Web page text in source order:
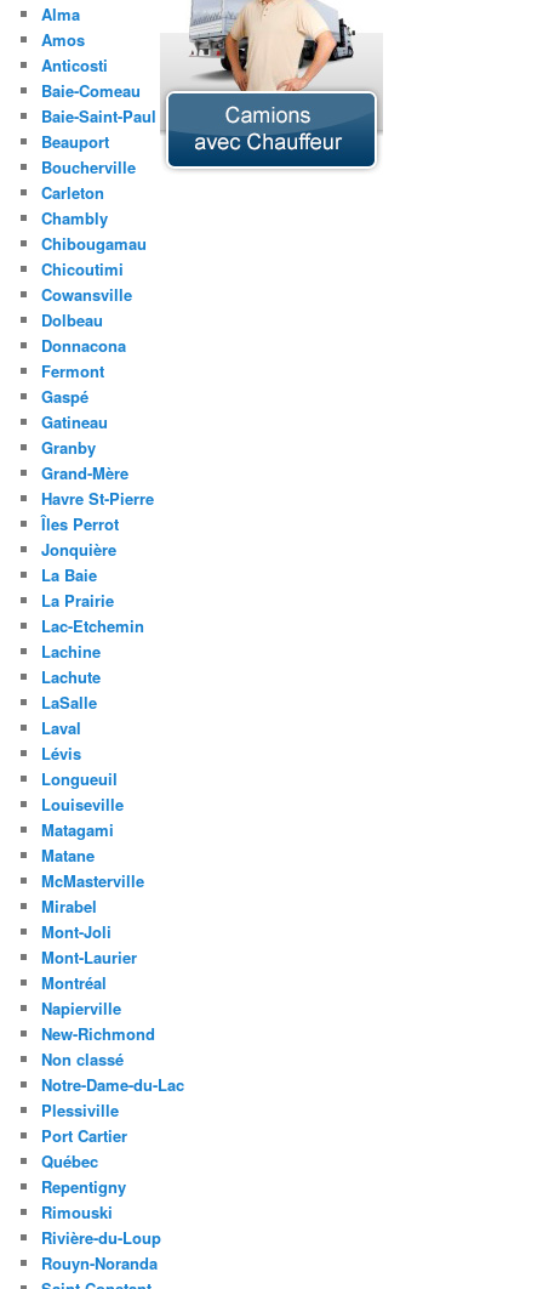
Alma
Amos
Anticosti
Baie-Comeau
Baie-Saint-Paul
Beauport
Boucherville
Carleton
Chambly
Chibougamau
Chicoutimi
Cowansville
Dolbeau
Donnacona
Fermont
Gaspé
Gatineau
Granby
Grand-Mère
Havre St-Pierre
Îles Perrot
Jonquière
La Baie
La Prairie
Lac-Etchemin
Lachine
Lachute
LaSalle
Laval
Lévis
Longueuil
Louiseville
Matagami
Matane
McMasterville
Mirabel
Mont-Joli
Mont-Laurier
Montréal
Napierville
New-Richmond
Non classé
Notre-Dame-du-Lac
Plessiville
Port Cartier
Québec
Repentigny
Rimouski
Rivière-du-Loup
Rouyn-Noranda